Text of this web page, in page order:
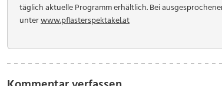
täglich aktuelle Programm erhältlich. Bei
unterwww.pflasterspektakel.at